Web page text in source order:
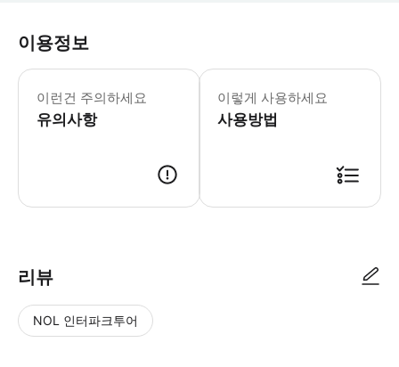
이용정보
이런건 주의하세요
유의사항
이렇게 사용하세요
사용방법
리뷰
NOL 인터파크투어